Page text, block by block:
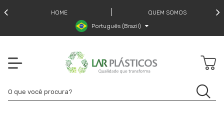
HOME
QUEM SOMOS
Português (Brazil)